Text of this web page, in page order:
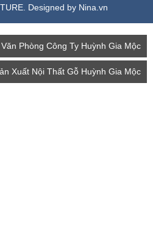
Designed by Nina.vn
Văn Phòng Công Ty Huỳnh Gia Mộc
Xuất Nội Thất Gỗ Huỳnh Gia Mộc